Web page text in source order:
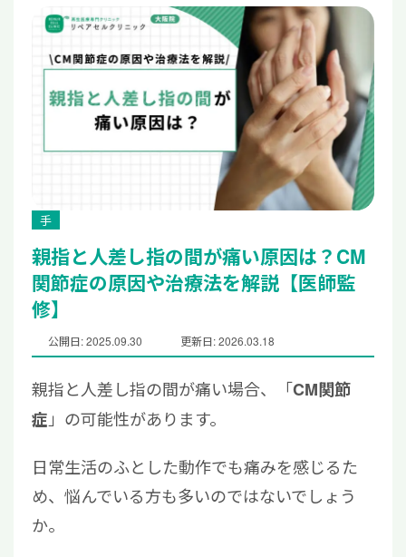
手
親指と人差し指の間が痛い原因は？CM
関節症の原因や治療法を解説【医師監
修】
公開日: 2025.09.30 更新日: 2026.03.18
親指と人差し指の間が痛い場合、「CM関節
症 」の可能性があります。
日常生活のふとした動作でも痛みを感じるた
め、悩んでいる方も多いのではないでしょう
か。